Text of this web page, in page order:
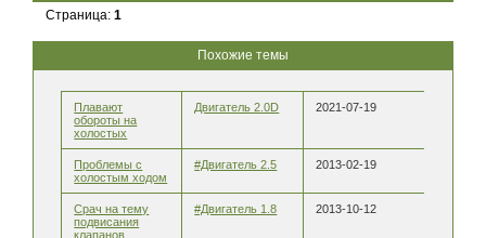
Страница:1
Похожие темы
Плавают
обороты на
холостых
Двигатель 2.0D 2021-07-19
Проблемы с
холостым ходом
#Двигатель 2.5 2013-02-19
Срач на тему
подвисания
клапанов.
#Двигатель 1.8 2013-10-12